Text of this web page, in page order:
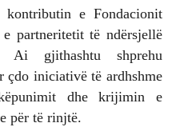
e Fondacionit
partneritetit të ndërsjellë
gjithashtu shprehu
çdo iniciativë të ardhshme
dhe krijimin e
për të rinjtë.